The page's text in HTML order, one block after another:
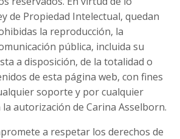
de Propiedad Intelectual, quedan
la reproducción, la
pública, incluida su
a disposición, de la totalidad o
de esta página web, con fines
soporte y por cualquier
autorización de Carina Asselborn.
a respetar los derechos de